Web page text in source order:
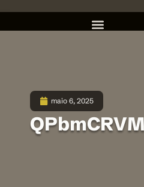
maio 6, 2025
QPbmCRVM